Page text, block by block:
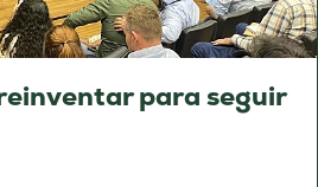
para seguir